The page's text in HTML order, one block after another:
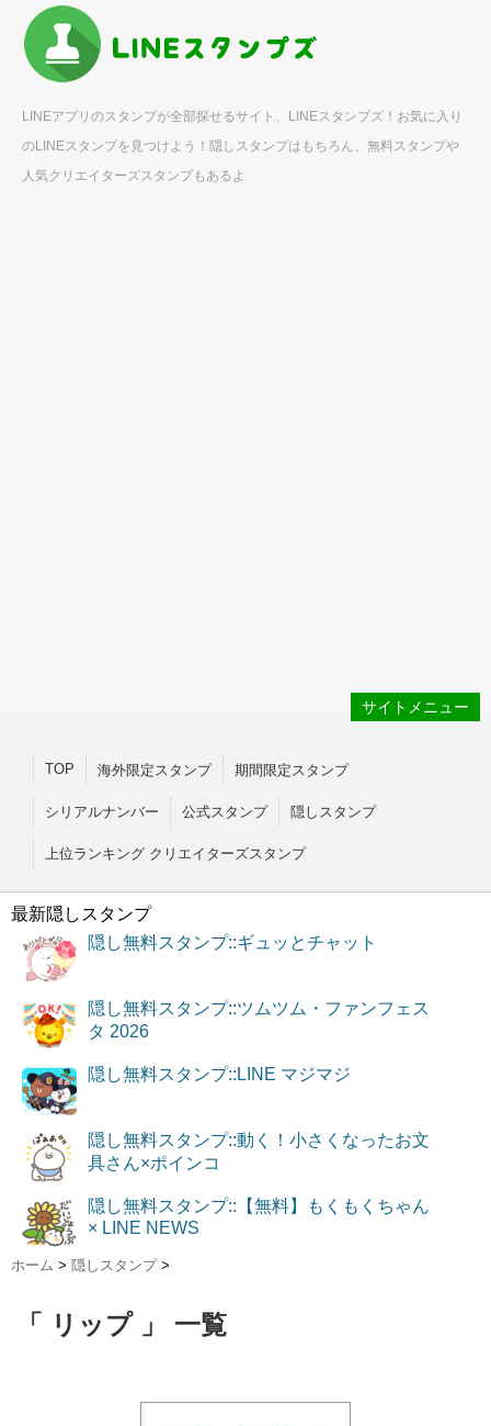
LINEアプリのスタンプが全部探せるサイト、LINEスタンプズ！お気に入り
のLINEスタンプを見つけよう！隠しスタンプはもちろん、無料スタンプや
人気クリエイターズスタンプもあるよ
サイトメニュー
TOP 海外限定スタンプ 期間限定スタンプ
シリアルナンバー 公式スタンプ 隠しスタンプ
上位ランキング クリエイターズスタンプ
最新隠しスタンプ
隠し無料スタンプ::ギュッとチャット
隠し無料スタンプ::ツムツム・ファンフェス
タ 2026
隠し無料スタンプ::LINE マジマジ
隠し無料スタンプ::動く！小さくなったお文
具さん×ポインコ
隠し無料スタンプ::【無料】もくもくちゃん
× LINE NEWS
ホーム > 隠しスタンプ >
「 リップ 」 一覧